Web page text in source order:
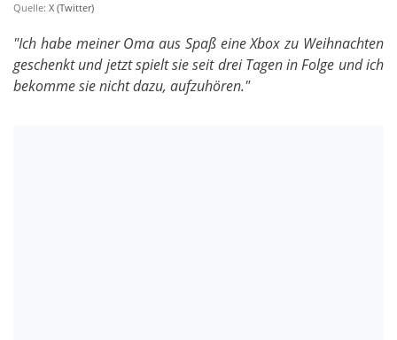
Quelle: X (Twitter)
"Ich habe meiner Oma aus Spaß eine Xbox zu Weihnachten
geschenkt und jetzt spielt sie seit drei Tagen in Folge und ich
bekomme sie nicht dazu, aufzuhören."